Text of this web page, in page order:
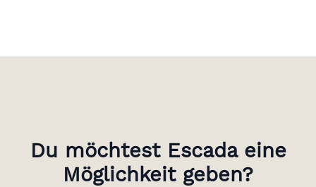
Du möchtest Escada eine
Möglichkeit geben?